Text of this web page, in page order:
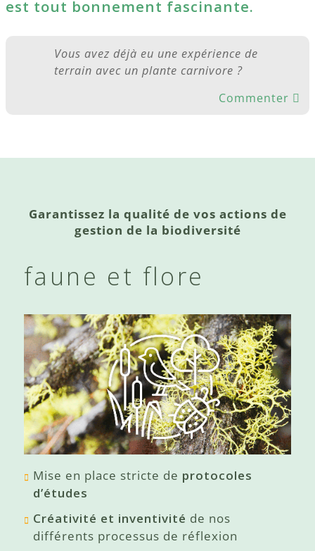
est tout bonnement fascinante.
Vous avez déjà eu une expérience de
terrain avec un plante carnivore ?
Commenter
Garantissez la qualité de vos actions de
gestion de la biodiversité
faune et flore
Mise en place stricte de protocoles
d’études
Créativité et inventivité de nos
différents processus de réflexion